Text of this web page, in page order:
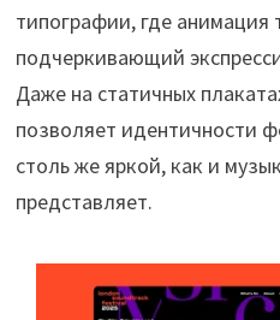
типографии, где анимация
подчеркивающий
Даже на статичных
позволяет идентичности
столь же яркой, как и
представляет.